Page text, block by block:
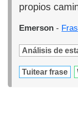
propios
Emerson -
Análisis de
Tuitear frase